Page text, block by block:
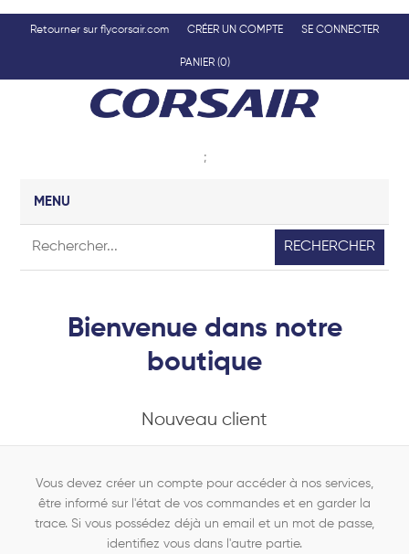
Retourner sur flycorsair.com CRÉER UN COMPTE SE CONNECTER
PANIER (0)
;
MENU
RECHERCHER
Bienvenue dans notre
boutique
Nouveau client
Vous devez créer un compte pour accéder à nos services,
être informé sur l'état de vos commandes et en garder la
trace. Si vous possédez déjà un email et un mot de passe,
identifiez vous dans l'autre partie.